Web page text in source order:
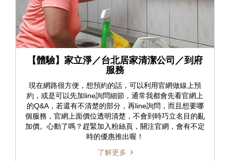
【體驗】家立淨／台北居家清潔公司／到府
服務
現在網路很方便，想預約的話，可以利用官網做線上預
約，或是可以先加line詢問細節，通常我都會先看官網上
的Q&A，若還有不清楚的部分，再line詢問，而且想要哪
個服務，官網上面價位透明清楚，不會到時巧立名目的亂
加價。心動了嗎？趕緊加入粉絲頁，關注官網，會有不定
時的優惠推出喔！
了解更多